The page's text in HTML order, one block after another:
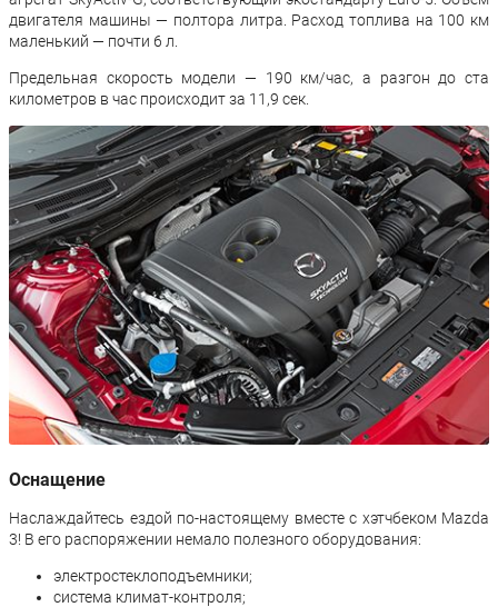
двигателя машины — полтора литра. Расход топлива на 100 км
маленький — почти 6 л.
Предельная скорость модели — 190 км/час, а разгон до ста
километров в час происходит за 11,9 сек.
Оснащение
Наслаждайтесь ездой по-настоящему вместе с хэтчбеком Mazda
3! В его распоряжении немало полезного оборудования:
электростеклоподъемники;
система климат-контроля;